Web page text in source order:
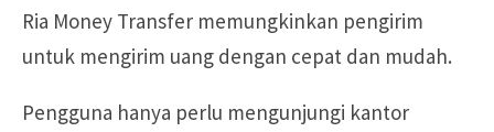
Ria Money Transfer memungkinkan pengirim
untuk mengirim uang dengan cepat dan mudah.
Pengguna hanya perlu mengunjungi kantor